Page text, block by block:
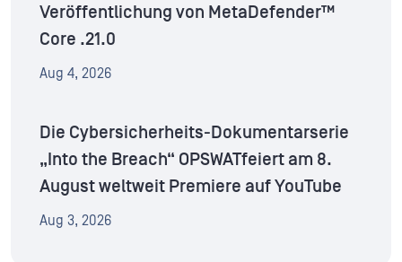
Veröffentlichung von MetaDefender™
Core .21.0
Aug 4, 2026
Die Cybersicherheits-Dokumentarserie
„Into the Breach“ OPSWATfeiert am 8.
August weltweit Premiere auf YouTube
Aug 3, 2026